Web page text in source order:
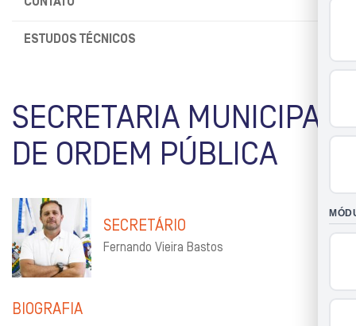
ESTUDOS TÉCNICOS
SECRETARIA MUNICIPAL
DE ORDEM PÚBLICA
SECRETÁRIO
Fernando Vieira Bastos
BIOGRAFIA